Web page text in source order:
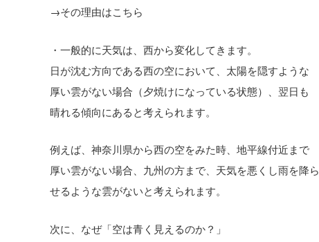
→その理由はこちら
・一般的に天気は、西から変化してきます。
日が沈む方向である西の空において、太陽を隠すような
厚い雲がない場合（夕焼けになっている状態）、翌日も
晴れる傾向にあると考えられます。
例えば、神奈川県から西の空をみた時、地平線付近まで
厚い雲がない場合、九州の方まで、天気を悪くし雨を降ら
せるような雲がないと考えられます。
次に、なぜ「空は青く見えるのか？」